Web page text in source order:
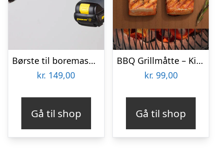
Børste til boremaskine 3-pak – Wibbri
kr. 149,00
Gå til shop
BBQ Grillmåtte – KitchPro
kr. 99,00
Gå til shop